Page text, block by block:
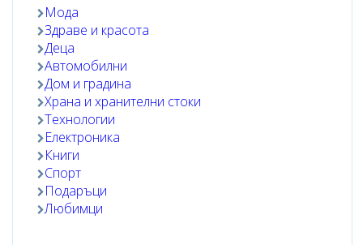
Мода
Здраве и красота
Деца
Автомобилни
Дом и градина
Храна и хранителни стоки
Технологии
Електроника
Книги
Спорт
Подаръци
Любимци